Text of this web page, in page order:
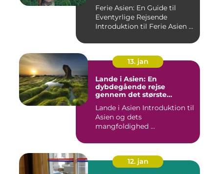
Ferie Asien: En Guide til
Eventyrlige Rejsende
Introduktion til Ferie Asien ...
13. jan
Lande i Asien: En
dybdegående rejse
gennem det største
Lande i Asien Introduktion til
Asien og dets
mangfoldighed ...
12. jan